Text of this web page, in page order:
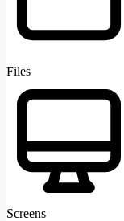
Files
Screens